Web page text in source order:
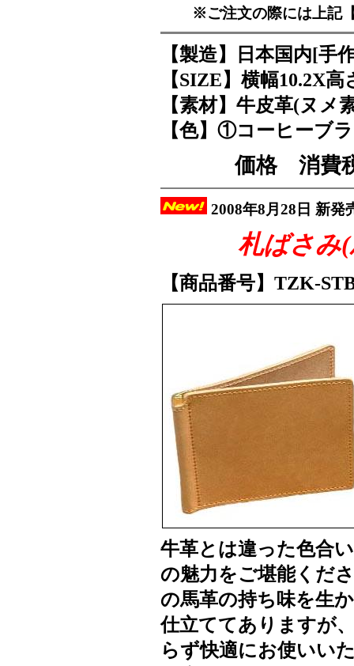
※ご注文の際には上記
【製造】日本国内[手
【SIZE】横幅10.2X
【素材】牛皮革(ヌ
【色】①コーヒーブ
価格 消費
2008年8月28日 新発
札ばさ
【商品番号】TZK-
牛革とは違った色合
の魅力をご堪能くだ
の馬革の持ち味を生
仕立ててありますが
らず快適にお使いい